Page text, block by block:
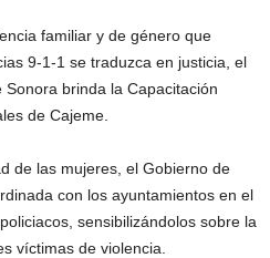
familiar y de género que
9-1-1 se traduzca en justicia, el
brinda la Capacitación
de Cajeme.
de las mujeres, el Gobierno de
con los ayuntamientos en el
sensibilizándolos sobre la
víctimas de violencia.